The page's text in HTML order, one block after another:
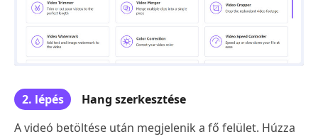
2. lépés
Hang szerkesztése
A videó betöltése után megjelenik a fő felület. Húzza